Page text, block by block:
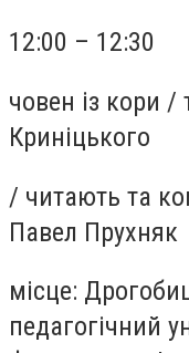
12:00 – 12:30
човен із кори /
Криніцького
/ читають та
Павел Прухняк
місце:
педагогічний